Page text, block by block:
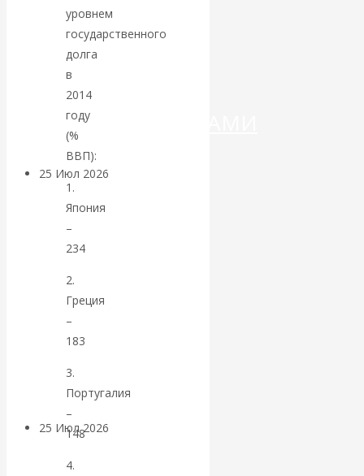
ДЕНЕГ»: КИТАЙ
ВЕДЁТ БОРЬБУ
КРИПТОВАЛЮТАМИ
25 Июл 2026
Валентин
КАтасонов.
Может ли
Америка
покинуть НАТО?
25 Июл 2026
уровнем
государственного
долга
в
2014
году
(%
ВВП):
1.
Япония
–
234
2.
Греция
–
183
3.
Португалия
–
148
4.